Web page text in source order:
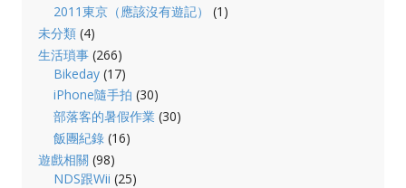
2011東京（應該沒有遊記）
(1)
未分類(4)
生活瑣事(266)
Bikeday (17)
iPhone隨手拍 (30)
部落客的暑假作業 (30)
飯團紀錄 (16)
遊戲相關 (98)
NDS跟Wii (25)